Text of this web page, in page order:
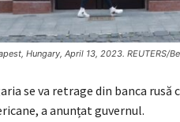
Hungary, April 13, 2023. REUTERS/
se va retrage din banca rusă
a anunțat guvernul.